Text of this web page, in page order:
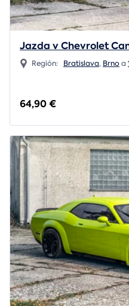
Jazda v Chevrolet
Región: Bratislava, Brnoa
64,90 €